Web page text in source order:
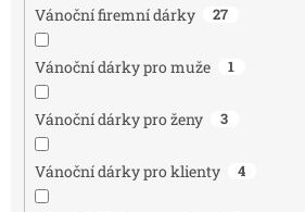
Vánoční firemní dárky 27
Vánoční dárky pro muže 1
Vánoční dárky pro ženy 3
Vánoční dárky pro klienty 4